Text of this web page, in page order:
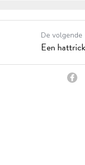
De volgende
Een